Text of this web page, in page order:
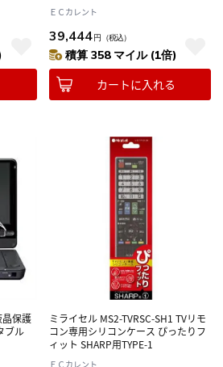
ＥＣカレント
39,444円 （税込）
積算 358 マイル (1倍)
カートに入れる
晶保護
ブル
ミライセル MS2-TVRSC-SH1 TVリモ
コン専用シリコンケース ぴったりフ
ィット SHARP用TYPE-1
ＥＣカレント